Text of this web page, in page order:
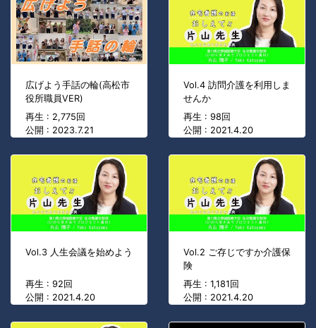
広げよう手話の輪(高松市
役所職員VER)
再生 : 2,775回
公開 : 2023.7.21
Vol.4 訪問介護を利用しま
せんか
再生 : 98回
公開 : 2021.4.20
Vol.3 人生会議を始めよう
再生 : 92回
公開 : 2021.4.20
Vol.2 ご存じですか介護保
険
再生 : 1,181回
公開 : 2021.4.20